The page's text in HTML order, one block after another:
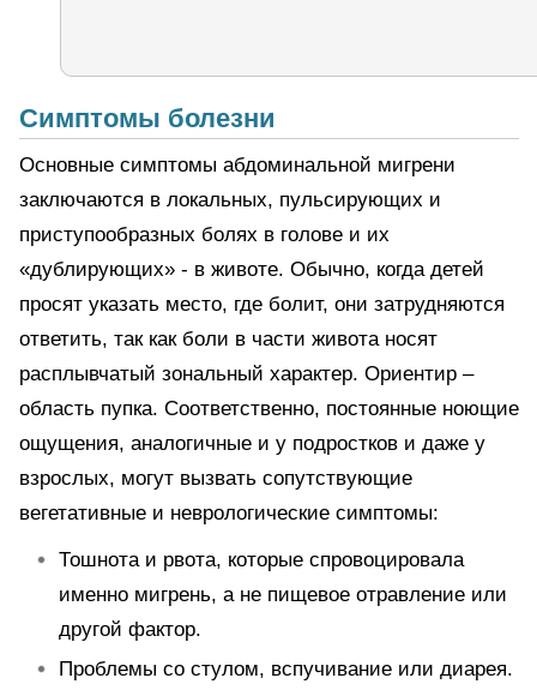
Симптомы болезни
Основные симптомы абдоминальной мигрени
заключаются в локальных, пульсирующих и
приступообразных болях в голове и их
«дублирующих» - в животе. Обычно, когда детей
просят указать место, где болит, они затрудняются
ответить, так как боли в части живота носят
расплывчатый зональный характер. Ориентир –
область пупка. Соответственно, постоянные ноющие
ощущения, аналогичные и у подростков и даже у
взрослых, могут вызвать сопутствующие
вегетативные и неврологические симптомы:
Тошнота и рвота, которые спровоцировала
именно мигрень, а не пищевое отравление или
другой фактор.
Проблемы со стулом, вспучивание или диарея.